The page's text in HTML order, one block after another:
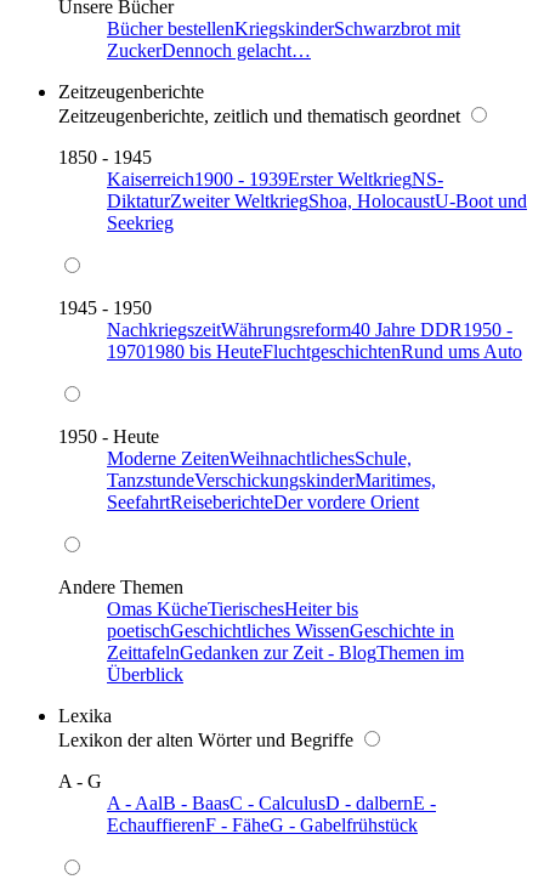
Unsere Bücher
Bücher bestellenKriegskinderSchwarzbrot mit
ZuckerDennoch gelacht…
Zeitzeugenberichte
Zeitzeugenberichte, zeitlich und thematisch geordnet
1850 - 1945
Kaiserreich1900 - 1939Erster WeltkriegNS-
DiktaturZweiter WeltkriegShoa, HolocaustU-Boot und
Seekrieg
1945 - 1950
NachkriegszeitWährungsreform40 Jahre DDR1950 -
19701980 bis HeuteFluchtgeschichtenRund ums Auto
1950 - Heute
Moderne ZeitenWeihnachtlichesSchule,
TanzstundeVerschickungskinderMaritimes,
SeefahrtReiseberichteDer vordere Orient
Andere Themen
Omas KücheTierischesHeiter bis
poetischGeschichtliches WissenGeschichte in
ZeittafelnGedanken zur Zeit - BlogThemen im
Überblick
Lexika
Lexikon der alten Wörter und Begriffe
A - G
A - AalB - BaasC - CalculusD - dalbernE -
EchauffierenF - FäheG - Gabelfrühstück